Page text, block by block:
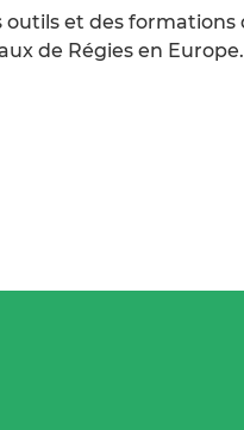
et des
de Régies en Europe.